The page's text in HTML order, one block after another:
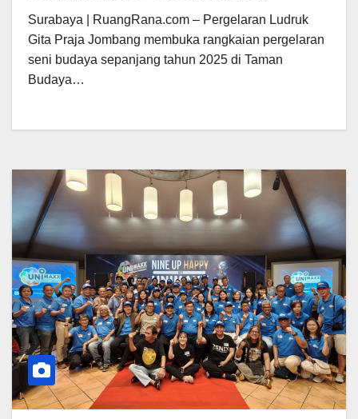
Surabaya | RuangRana.com – Pergelaran Ludruk
Gita Praja Jombang membuka rangkaian pergelaran
seni budaya sepanjang tahun 2025 di Taman
Budaya…